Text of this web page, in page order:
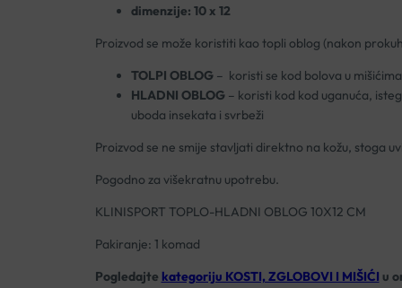
dimenzije: 10 x 12
Proizvod se može koristiti kao topli oblog (nakon
TOLPI OBLOG– koristi se kod bolova u
HLADNI OBLOG– koristi kod kod uganuća,
uboda insekata i svrbeži
Proizvod se ne smije stavljati direktno na kožu, stoga
Pogodno za višekratnu upotrebu.
KLINISPORT TOPLO-HLADNI OBLOG 10X12 CM
Pakiranje: 1 komad
Pogledajte kategoriju KOSTI, ZGLOBOVI I MIŠIĆI u